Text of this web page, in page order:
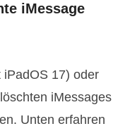
iMessage
17) oder
iMessages
Unten erfahren